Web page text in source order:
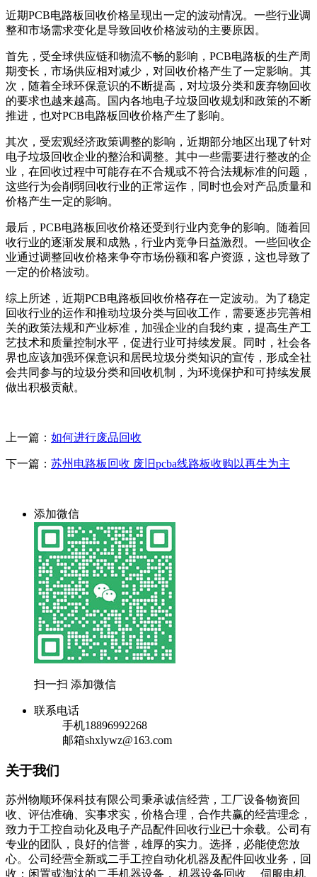
近期PCB电路板回收价格呈现出一定的波动情况。一些行业调
整和市场需求变化是导致回收价格波动的主要原因。
首先，受全球供应链和物流不畅的影响，PCB电路板的生产周
期变长，市场供应相对减少，对回收价格产生了一定影响。其
次，随着全球环保意识的不断提高，对垃圾分类和废弃物回收
的要求也越来越高。国内各地电子垃圾回收规划和政策的不断
推进，也对PCB电路板回收价格产生了影响。
其次，受宏观经济政策调整的影响，近期部分地区出现了针对
电子垃圾回收企业的整治和调整。其中一些需要进行整改的企
业，在回收过程中可能存在不合规或不符合法规标准的问题，
这些行为会削弱回收行业的正常运作，同时也会对产品质量和
价格产生一定的影响。
最后，PCB电路板回收价格还受到行业内竞争的影响。随着回
收行业的逐渐发展和成熟，行业内竞争日益激烈。一些回收企
业通过调整回收价格来争夺市场份额和客户资源，这也导致了
一定的价格波动。
综上所述，近期PCB电路板回收价格存在一定波动。为了稳定
回收行业的运作和推动垃圾分类与回收工作，需要逐步完善相
关的政策法规和产业标准，加强企业的自我约束，提高生产工
艺技术和质量控制水平，促进行业可持续发展。同时，社会各
界也应该加强环保意识和居民垃圾分类知识的宣传，形成全社
会共同参与的垃圾分类和回收机制，为环境保护和可持续发展
做出积极贡献。
上一篇： 如何进行废品回收
下一篇： 苏州电路板回收 废旧pcba线路板收购以再生为主
添加微信
扫一扫 添加微信
联系电话
手机18896992268
邮箱shxlywz@163.com
关于我们
苏州物顺环保科技有限公司秉承诚信经营，工厂设备物资回
收、评估准确、实事求实，价格合理，合作共赢的经营理念，
致力于工控自动化及电子产品配件回收行业已十余载。公司有
专业的团队，良好的信誉，雄厚的实力。选择，必能使您放
心。公司经营全新或二手工控自动化机器及配件回收业务，回
收：闲置或淘汰的二手机器设备， 机器设备回收、 伺服电机